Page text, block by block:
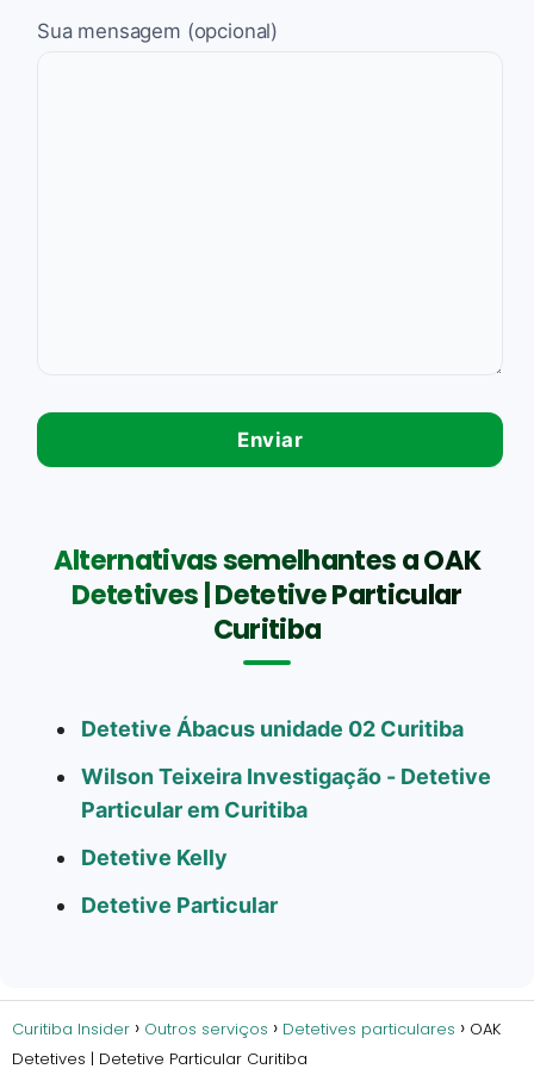
Sua mensagem (opcional)
Alternativas semelhantes a OAK
Detetives | Detetive Particular
Curitiba
Detetive Ábacus unidade 02 Curitiba
Wilson Teixeira Investigação - Detetive
Particular em Curitiba
Detetive Kelly
Detetive Particular
Curitiba Insider Outros serviços Detetives particulares
OAK
Detetives | Detetive Particular Curitiba